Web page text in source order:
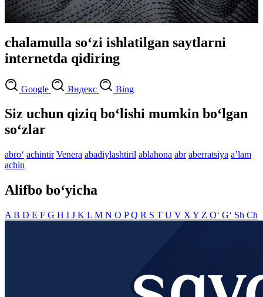
chalamulla so‘zi ishlatilgan saytlarni
internetda qidiring
Google Яндекс Bing
Siz uchun qiziq bo‘lishi mumkin bo‘lgan
so‘zlar
abro‘ achintir Venera abadiylashtiril ablahona abr aberratsiya aʼlam
achin
Alifbo bo‘yicha
A B D E F G H I J K L M N O PQ R S T U V X Y Z O‘ G‘ Sh Ch